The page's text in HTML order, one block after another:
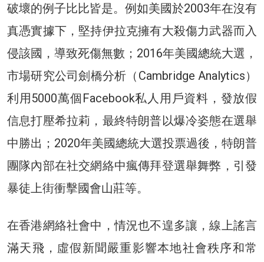
破壞的例子比比皆是。例如美國於2003年在沒有
真憑實據下，堅持伊拉克擁有大殺傷力武器而入
侵該國，導致死傷無數；2016年美國總統大選，
市場研究公司劍橋分析（Cambridge Analytics）
利用5000萬個Facebook私人用戶資料，發放假
信息打壓希拉莉，最終特朗普以爆冷姿態在選舉
中勝出；2020年美國總統大選投票過後，特朗普
團隊內部在社交網絡中瘋傳拜登選舉舞弊，引發
暴徒上街衝擊國會山莊等。
在香港網絡社會中，情況也不遑多讓，線上謠言
滿天飛，虛假新聞嚴重影響本地社會秩序和常